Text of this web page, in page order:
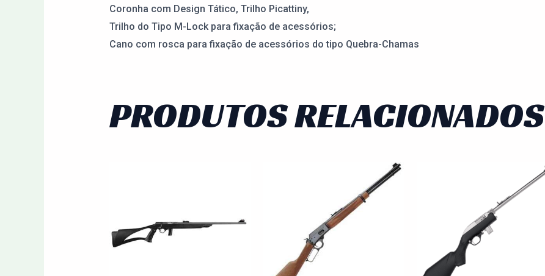
Coronha com Design Tático, Trilho Picattiny,
Trilho do Tipo M-Lock para fixação de acessórios;
Cano com rosca para fixação de acessórios do tipo Quebra-Chamas
PRODUTOS RELACIONADOS